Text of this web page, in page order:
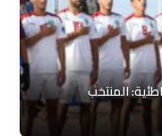
المنتخب